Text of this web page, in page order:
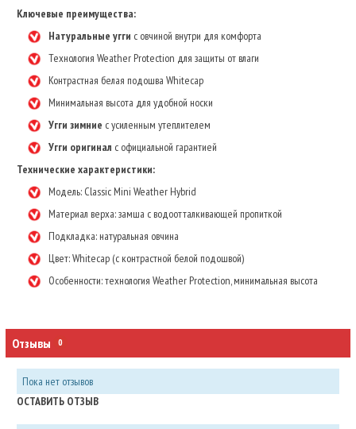
Ключевые преимущества:
Натуральные угги с овчиной внутри для комфорта
Технология Weather Protection для защиты от влаги
Контрастная белая подошва Whitecap
Минимальная высота для удобной носки
Угги зимние с усиленным утеплителем
Угги оригинал с официальной гарантией
Технические характеристики:
Модель: Classic Mini Weather Hybrid
Материал верха: замша с водоотталкивающей пропиткой
Подкладка: натуральная овчина
Цвет: Whitecap (с контрастной белой подошвой)
Особенности: технология Weather Protection, минимальная высота
Отзывы 0
Пока нет отзывов
ОСТАВИТЬ ОТЗЫВ